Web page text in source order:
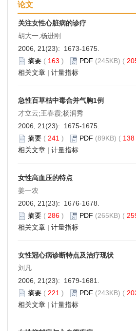
论文
关注女性心脏病的诊疗
胡大一;杨进刚
2006, 21(23): 1673-1675.
摘要 ( 163 ) PDF (245KB) (
相关文章 | 计量指标
急性百草枯中毒合并气胸1例
才立云;王春霞;杨润秀
2006, 21(23): 1675-1675.
摘要 ( 241 ) PDF (89KB) ( 138
相关文章 | 计量指标
女性高血压的特点
姜一农
2006, 21(23): 1676-1678.
摘要 ( 286 ) PDF (265KB) (
相关文章 | 计量指标
女性冠心病诊断特点及治疗现状
刘凡
2006, 21(23): 1679-1681.
摘要 ( 221 ) PDF (243KB) (
相关文章 | 计量指标